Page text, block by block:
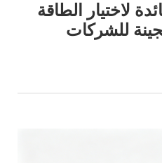
لاختيار الطاقة
للشركات